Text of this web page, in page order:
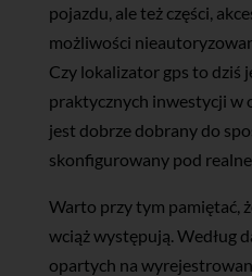
pojazdu, ale też części,
możliwości
Czy lokalizator gps to dziś
praktycznych inwestycji w
jest dobrze dobrany do
skonfigurowany pod realne
Warto przy tym pamiętać,
wciąż występują. Według
opartych na